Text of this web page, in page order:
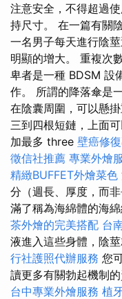
注意安全，不得超過
持尺寸。 在一篇有關
一名男子每天進行陰
明顯的增大。 重複次
卑者是一種 BDSM 設
作。 所謂的降落傘是
在陰囊周圍，可以懸
三到四根短鏈，上面
加最多 three 壁癌修
徵信社推薦 專業外燴
精緻BUFFET外燴菜色
分（週長、厚度，而
滿了稱為海綿體的海綿
茶外燴的完美搭配 台
液進入這些身體，陰莖
行社護照代辦服務 您
讀更多有關勃起機制的
台中專業外燴服務 植